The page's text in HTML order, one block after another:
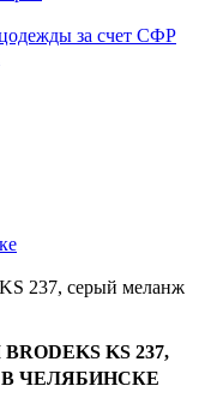
за счет СФР
237, серый меланж
KS 237,
ЧЕЛЯБИНСКЕ